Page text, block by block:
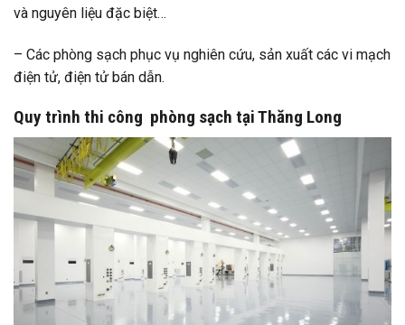
và nguyên liệu đặc biệt…
– Các phòng sạch phục vụ nghiên cứu, sản xuất các vi mạch
điện tử, điện tử bán dẫn.
Quy trình thi công phòng sạch tại Thăng Long